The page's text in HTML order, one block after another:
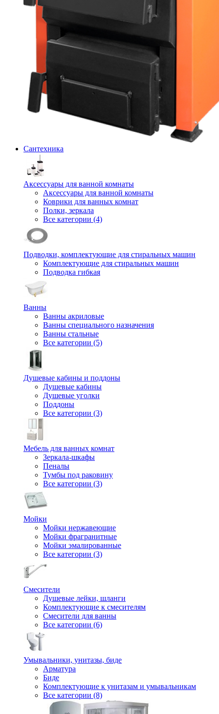
Сантехника
Аксессуары для ванной комнаты
Аксессуары для ванной комнаты
Коврики для ванных комнат
Полки, зеркала
Все категории (4)
Подводки, комплектующие для стиральных машин
Комплектующие для стиральных машин
Подводка гибкая
Ванны
Ванны акриловые
Ванны специального назначения
Ванны стальные
Все категории (5)
Душевые кабины и поддоны
Душевые кабины
Душевые уголки
Поддоны
Все категории (3)
Мебель для ванных комнат
Зеркала-шкафы
Пеналы
Тумбы под раковину
Все категории (3)
Мойки
Мойки нержавеющие
Мойки фрагранитные
Мойки эмалированные
Все категории (3)
Смесители
Душевые лейки, шланги
Комплектующие к смесителям
Смесители для ванны
Все категории (6)
Умывальники, унитазы, биде
Арматура
Биде
Комплектующие к унитазам и умывальникам
Все категории (8)